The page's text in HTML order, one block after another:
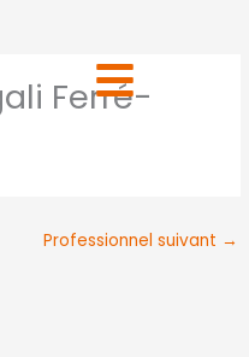
Ferré-
Professionnel suivant →